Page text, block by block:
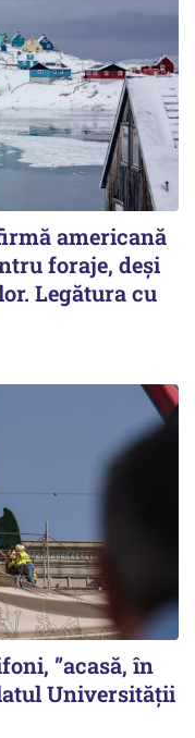
americană
foraje, deși
Legătura cu
”acasă, în
Universității